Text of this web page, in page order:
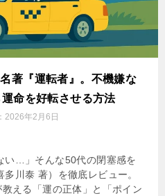
著『運転者』。不機嫌な
命を好転させる方法
2026年2月6日
い…」そんな50代の閉塞感を
川泰 著）を徹底レビュー。
える「運の正体」と「ポイン